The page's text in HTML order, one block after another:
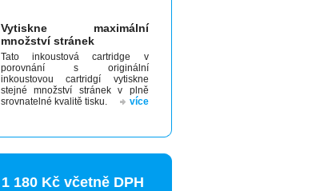
Vytiskne maximální
množství stránek
Tato inkoustová cartridge v
porovnání s originální
inkoustovou cartridgí vytiskne
stejné množství stránek v plně
srovnatelné kvalitě tisku.
více
1 180 Kč včetně DPH